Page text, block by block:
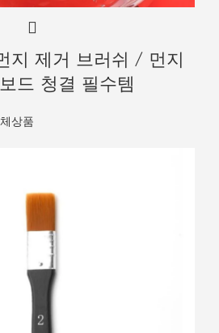
지 제거 브러쉬 / 먼지
드 청결 필수템
상품